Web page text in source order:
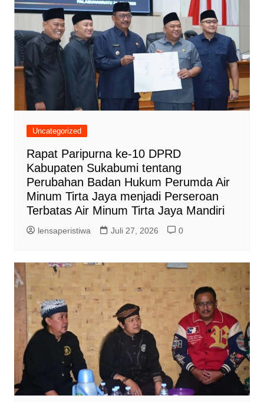
Uncategorized
Rapat Paripurna ke-10 DPRD
Kabupaten Sukabumi tentang
Perubahan Badan Hukum Perumda Air
Minum Tirta Jaya menjadi Perseroan
Terbatas Air Minum Tirta Jaya Mandiri
lensaperistiwa Juli 27, 2026 0